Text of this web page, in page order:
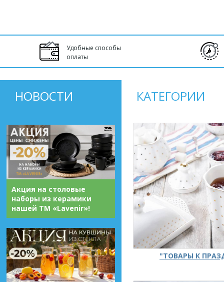
Удобные способы
оплаты
НОВОСТИ
Акция на столовые
наборы из керамики
нашей ТМ «Lavenir»!
КАТЕГОРИИ
"ТОВАРЫ К